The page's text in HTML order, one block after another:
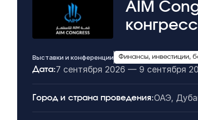
AIM
конгресс
Выставки и конференции Финансы, инвестиции,
Дата:7 сентября 2026 — 9 сентября
Город и страна проведения:ОАЭ,